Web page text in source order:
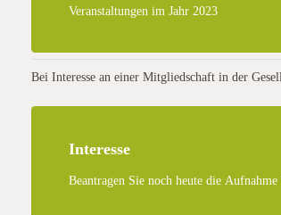
Veranstaltungen im Jahr 2023
Bei Interesse an einer Mitgliedschaft in der
Interesse
Beantragen Sie noch heute die